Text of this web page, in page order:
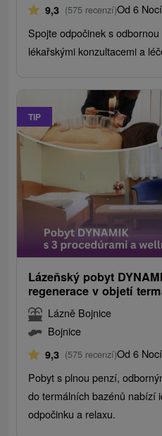
9,3 (575 recenzí)Od 6 Nocí
Spojte odpočinek s
lékařskými konzultacemi a
TIP
Lázeňský pobyt
regenerace v objetí
Lázně Bojnice
Bojnice
9,3 (575 recenzí)Od 6 Nocí
Pobyt s plnou penzí,
do termálních bazénů nabízí
odpočinku a relaxu.